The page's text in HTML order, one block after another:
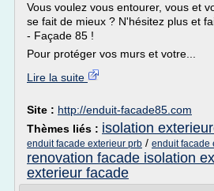
Vous voulez vous entourer, vous et
se fait de mieux ? N'hésitez plus et
- Façade 85 !
Pour protéger vos murs et votre...
Lire la suite
Site : http://enduit-facade85.com
Thèmes liés : isolation
enduit facade exterieur prb / enduit facade
renovation facade isolation
exterieur facade